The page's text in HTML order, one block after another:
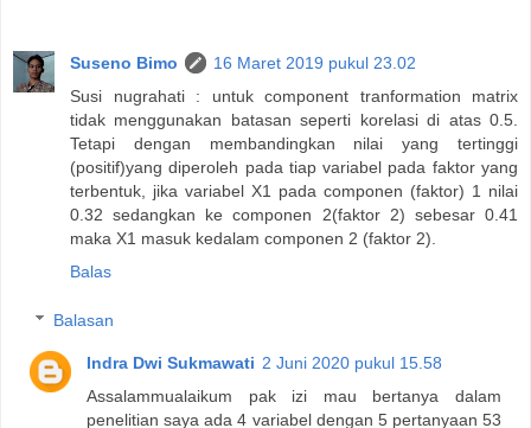
Suseno Bimo
16 Maret 2019 pukul 23.02
Susi nugrahati : untuk component tranformation matrix
tidak menggunakan batasan seperti korelasi di atas 0.5.
Tetapi dengan membandingkan nilai yang tertinggi
(positif)yang diperoleh pada tiap variabel pada faktor yang
terbentuk, jika variabel X1 pada componen (faktor) 1 nilai
0.32 sedangkan ke componen 2(faktor 2) sebesar 0.41
maka X1 masuk kedalam componen 2 (faktor 2).
Balas
Balasan
Indra Dwi Sukmawati 2 Juni 2020 pukul 15.58
Assalammualaikum pak izi mau bertanya dalam
penelitian saya ada 4 variabel dengan 5 pertanyaan 53